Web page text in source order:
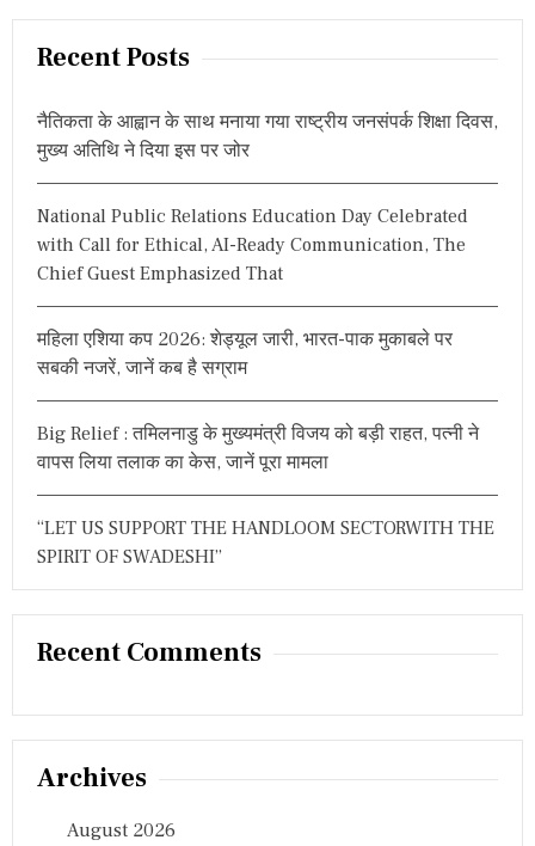
मू
a
Recent Posts
नैतिकता के आह्वान के साथ मनाया गया राष्ट्रीय जनसंपर्क शिक्षा दिवस,
मुख्य अतिथि ने दिया इस पर जोर
National Public Relations Education Day Celebrated
with Call for Ethical, AI-Ready Communication, The
Chief Guest Emphasized That
महिला एशिया कप 2026: शेड्यूल जारी, भारत-पाक मुकाबले पर
सबकी नजरें, जानें कब है सग्राम
Big Relief : तमिलनाडु के मुख्यमंत्री विजय को बड़ी राहत, पत्नी ने
वापस लिया तलाक का केस, जानें पूरा मामला
“LET US SUPPORT THE HANDLOOM SECTORWITH THE
SPIRIT OF SWADESHI”
Recent Comments
Archives
August 2026